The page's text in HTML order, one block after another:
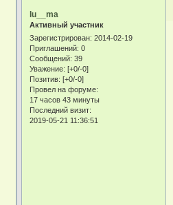
lu__ma
Активный участник
Зарегистрирован: 2014-02-19
Приглашений: 0
Сообщений: 39
Уважение: [+0/-0]
Позитив: [+0/-0]
Провел на форуме:
17 часов 43 минуты
Последний визит:
2019-05-21 11:36:51